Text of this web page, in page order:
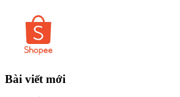
Bài viết mới